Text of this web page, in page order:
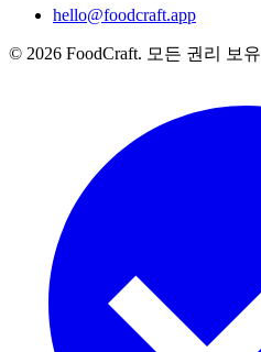
hello@foodcraft.app
© 2026 FoodCraft. 모든 권리 보유